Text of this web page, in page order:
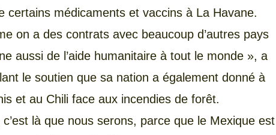
certains médicaments et vaccins à La Havane.
on a des contrats avec beaucoup d’autres pays
aussi de l’aide humanitaire à tout le monde », a
le soutien que sa nation a également donné à
et au Chili face aux incendies de forêt.
là que nous serons, parce que le Mexique est